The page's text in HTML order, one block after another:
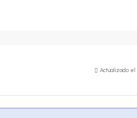
Actualizado el